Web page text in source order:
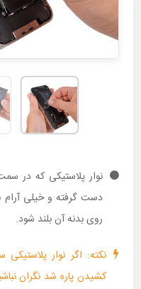
دست گرفته و خیلی آرام
روی بدنه آن بلند شود.
نکته: اگر نوار
کشیدن پاره شد نگران